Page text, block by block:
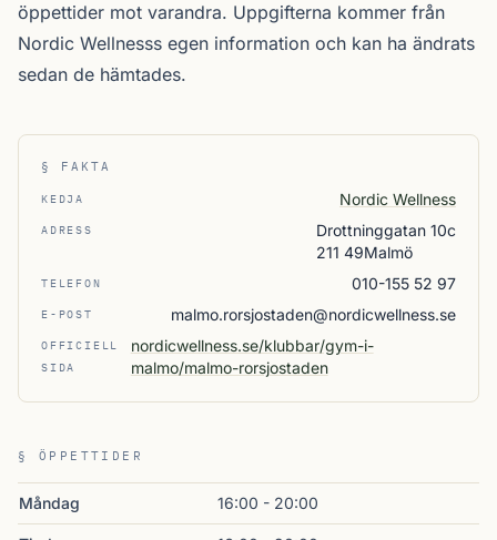
öppettider mot varandra. Uppgifterna kommer från
Nordic Wellnesss egen information och kan ha ändrats
sedan de hämtades.
§ FAKTA
KEDJA Nordic Wellness
ADRESS
Drottninggatan 10c
211 49Malmö
TELEFON 010-155 52 97
E-POST malmo.rorsjostaden@nordicwellness.se
OFFICIELL
SIDA
nordicwellness.se/klubbar/gym-i-
malmo/malmo-rorsjostaden
§ ÖPPETTIDER
Måndag 16:00 - 20:00